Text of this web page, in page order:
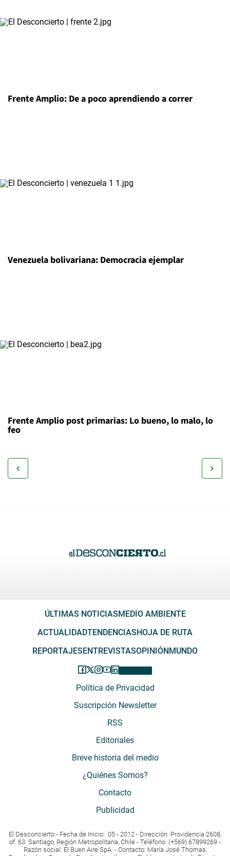
Frente Amplio: De a poco aprendiendo a correr
Venezuela bolivariana: Democracia ejemplar
Frente Amplio post primarias: Lo bueno, lo malo, lo
feo
ÚLTIMAS NOTICIAS MEDIO AMBIENTE
ACTUALIDADTENDENCIAS HOJA DE RUTA
REPORTAJES ENTREVISTASOPINIÓN MUNDO
Política de Privacidad
Suscripción Newsletter
RSS
Editoriales
Breve historia del medio
¿Quiénes Somos?
Contacto
Publicidad
El Desconcierto - Fecha de Inicio: 05 - 2012 - Dirección: Providencia 2608,
of. 63. Santiago, Región Metropolitana, Chile - Teléfono: (+569) 67899269 -
Razón social: El Buen Aire SpA. - Contacto: María José Thomas,